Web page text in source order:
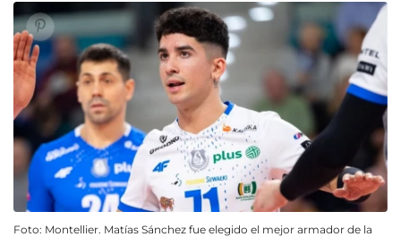
Foto: Montellier. Matías Sánchez fue elegido el mejor armador de la